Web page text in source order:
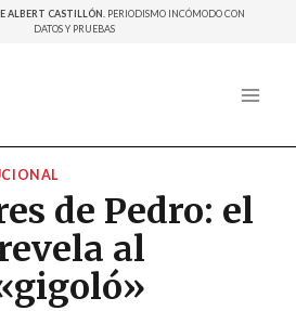
ALBERT CASTILLÓN. PERIODISMO INCÓMODO CON
DATOS Y PRUEBAS
de Pedro: el
al